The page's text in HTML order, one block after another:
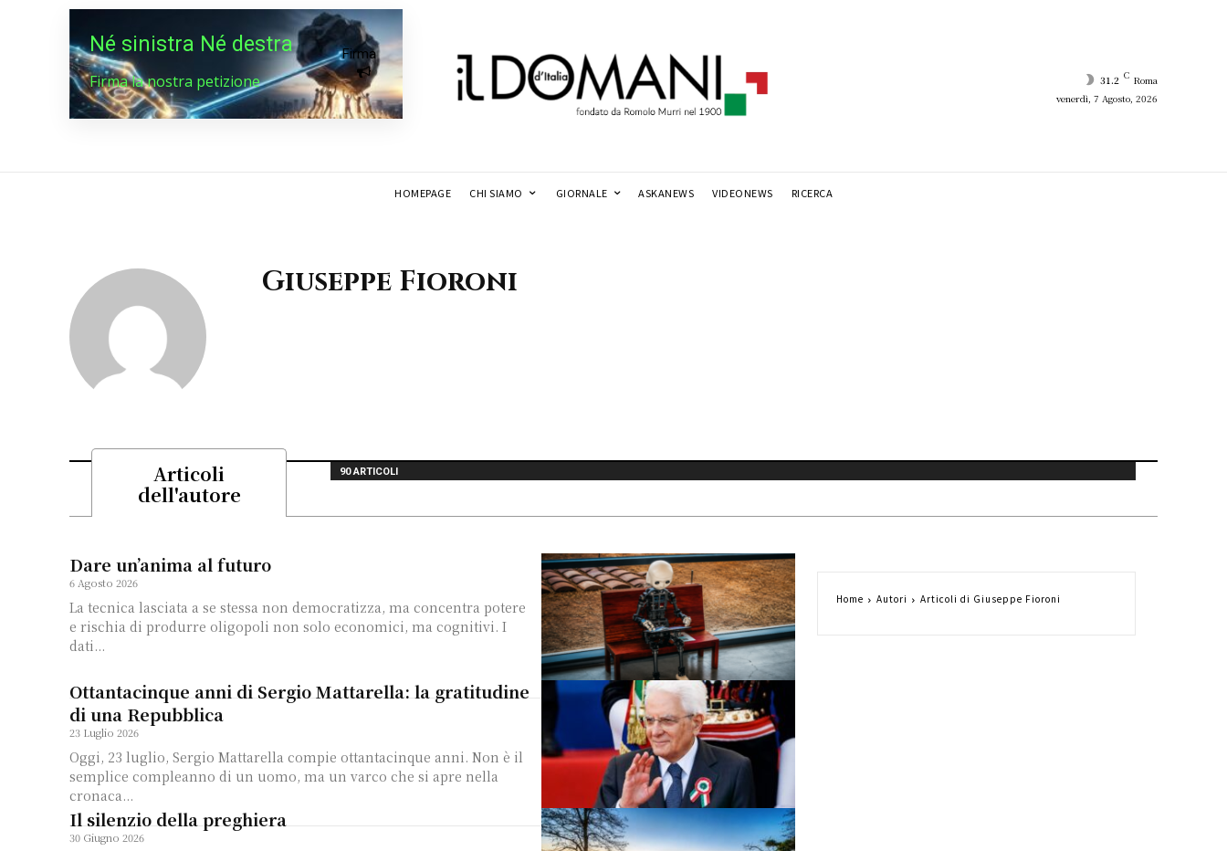
Né sinistra Né destra
Firma la nostra petizione
Firma
31.2 C Roma
venerdì, 7 Agosto, 2026
HOMEPAGE CHI SIAMO GIORNALE ASKANEWS VIDEONEWS RICERCA
Giuseppe Fioroni
Articoli
dell'autore
90 ARTICOLI
Dare un’anima al futuro
6 Agosto 2026
La tecnica lasciata a se stessa non democratizza, ma concentra potere
e rischia di produrre oligopoli non solo economici, ma cognitivi. I
dati...
Ottantacinque anni di Sergio Mattarella: la gratitudine
di una Repubblica
23 Luglio 2026
Oggi, 23 luglio, Sergio Mattarella compie ottantacinque anni. Non è il
semplice compleanno di un uomo, ma un varco che si apre nella
cronaca...
Il silenzio della preghiera
30 Giugno 2026
Home Autori Articoli di Giuseppe Fioroni